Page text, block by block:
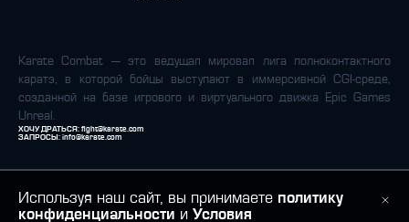
Используя наш сайт, вы принимаете политику
конфиденциальности и Условия
Karate Combat — это ведущая мировая лига полноконтактного
каратэ, в которой бойцы выступают в иммерсивной CGI-среде,
созданной на базе игрового и виртуального движка Epic Games
Unreal.
ХОЧУ ДРАТЬСЯ: fight@karate.com
ЗАПРОСЫ: info@karate.com